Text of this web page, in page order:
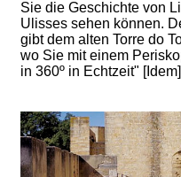
Sie die Geschichte von
Ulisses sehen können.
gibt dem alten Torre do
wo Sie mit einem
in 360º in Echtzeit"